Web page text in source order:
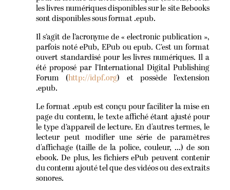
les livres numériques disponibles sur le site Bebooks
sont disponibles sous format .epub.
Il s’agit de l’acronyme de « electronic publication »,
parfois noté ePub, EPub ou epub. C’est un format
ouvert standardisé pour les livres numériques. Il a
été proposé par l’International Digital Publishing
Forum (http://idpf.org) et possède l’extension
.epub.
Le format .epub est conçu pour faciliter la mise en
page du contenu, le texte affiché étant ajusté pour
le type d’appareil de lecture. En d'autres termes, le
lecteur peut modifier une série de paramètres
d'affichage (taille de la police, couleur, ...) de son
ebook. De plus, les fichiers ePub peuvent contenir
du contenu ajouté tel que des vidéos ou des extraits
sonores.